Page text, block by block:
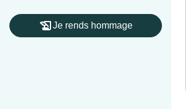
Je rends hommage